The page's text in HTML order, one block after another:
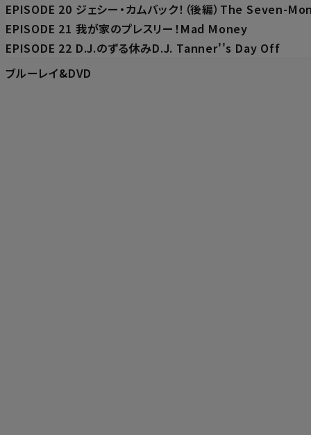
EPISODE 20 ジェシー・カムバック！（後編）The Seven-
EPISODE 21 我が家のプレスリー！Mad Money
EPISODE 22 D.J.のずる休みD.J. Tanner''s Day Off
ブルーレイ&DVD